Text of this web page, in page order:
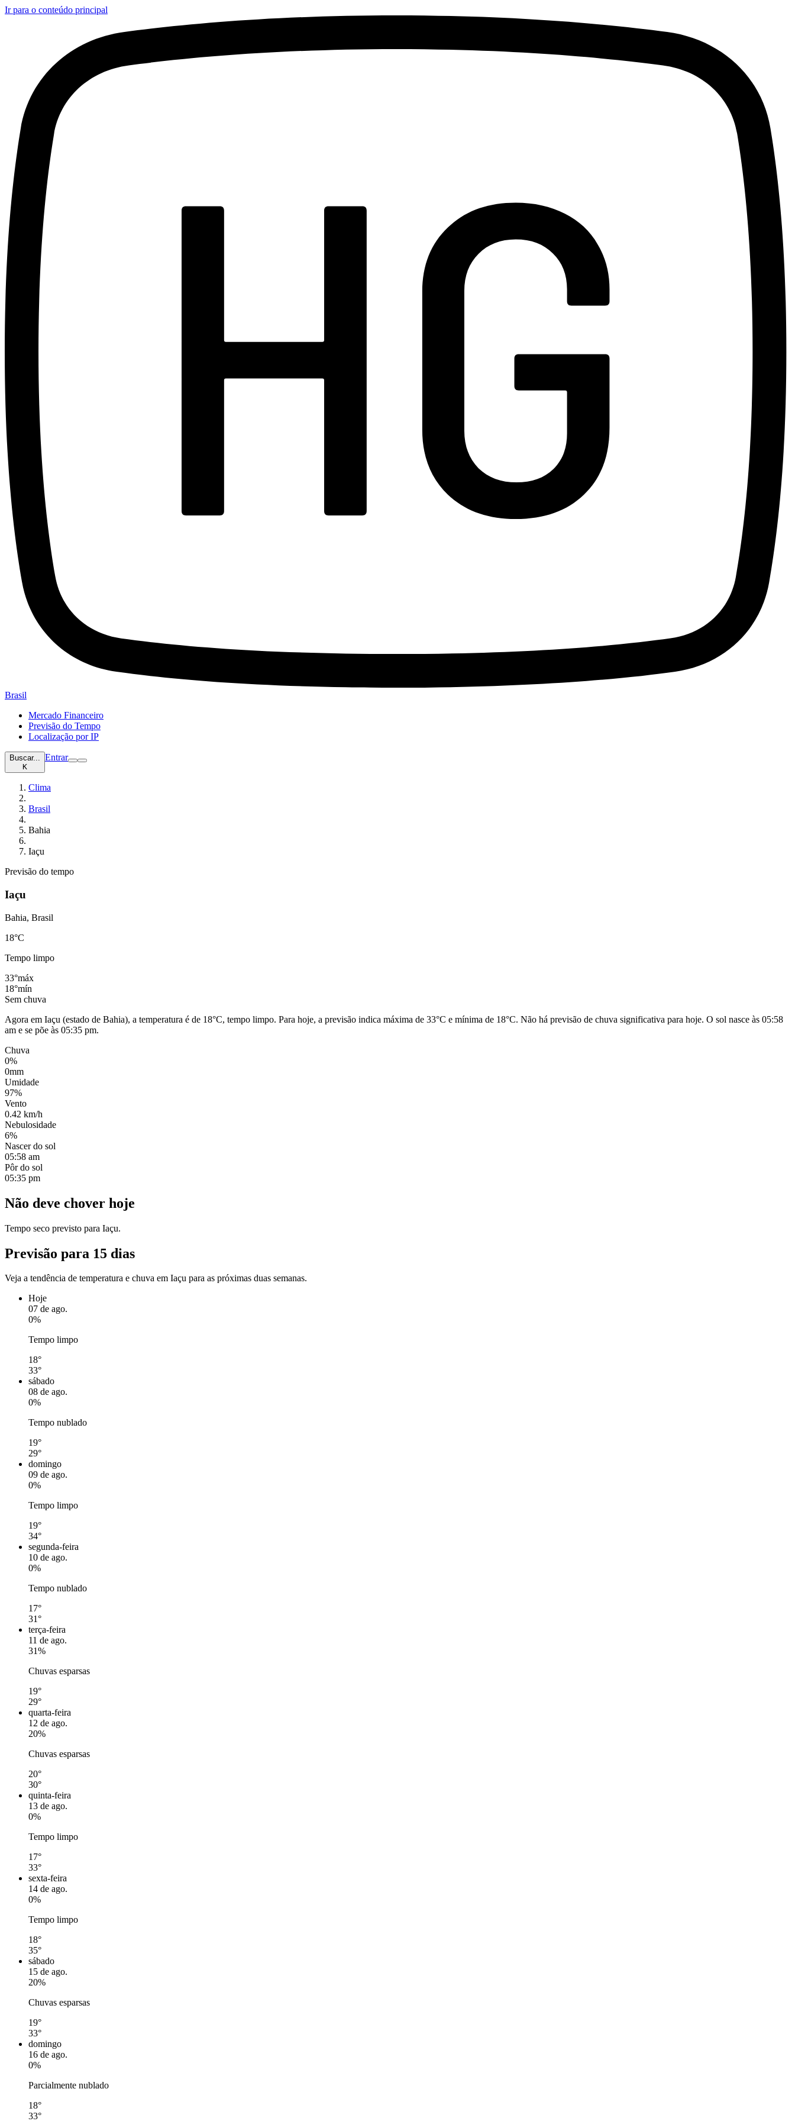
Ir para o conteúdo principal
Brasil
Mercado Financeiro
Previsão do Tempo
Localização por IP
Buscar...
K
Entrar
Clima
Brasil
Bahia
Iaçu
Previsão do tempo
Iaçu
Bahia, Brasil
18°C
Tempo limpo
33°máx
18°mín
Sem chuva
Agora em Iaçu (estado de Bahia), a temperatura é de 18°C, tempo limpo. Para hoje, a previsão indica máxima de 33°C e mínima de 18°C. Não há previsão de chuva significativa para hoje. O sol nasce às 05:58
am e se põe às 05:35 pm.
Chuva
0%
0mm
Umidade
97%
Vento
0.42 km/h
Nebulosidade
6%
Nascer do sol
05:58 am
Pôr do sol
05:35 pm
Não deve chover hoje
Tempo seco previsto para Iaçu.
Previsão para 15 dias
Veja a tendência de temperatura e chuva em Iaçu para as próximas duas semanas.
Hoje
07 de ago.
0%
Tempo limpo
18°
33°
sábado
08 de ago.
0%
Tempo nublado
19°
29°
domingo
09 de ago.
0%
Tempo limpo
19°
34°
segunda-feira
10 de ago.
0%
Tempo nublado
17°
31°
terça-feira
11 de ago.
31%
Chuvas esparsas
19°
29°
quarta-feira
12 de ago.
20%
Chuvas esparsas
20°
30°
quinta-feira
13 de ago.
0%
Tempo limpo
17°
33°
sexta-feira
14 de ago.
0%
Tempo limpo
18°
35°
sábado
15 de ago.
20%
Chuvas esparsas
19°
33°
domingo
16 de ago.
0%
Parcialmente nublado
18°
33°